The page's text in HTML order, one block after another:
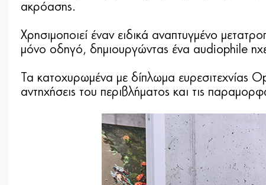
ακρόασης.
Χρησιμοποιεί έναν ειδικά αναπτυγμένο
μόνο οδηγό, δημιουργώντας ένα audiophile
Τα κατοχυρωμένα με δίπλωμα ευρεσιτεχνίας
αντηχήσεις του περιβλήματος και τις